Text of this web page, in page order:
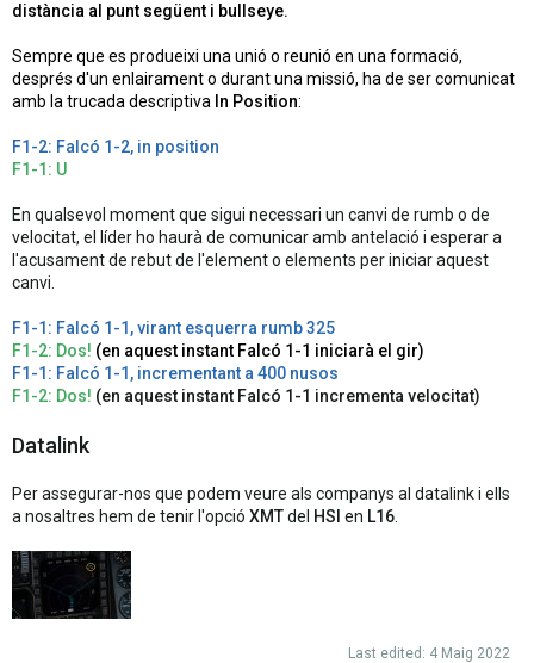
distància al punt següent i bullseye.
Sempre que es produeixi una unió o reunió en una formació,
després d'un enlairament o durant una missió, ha de ser comunicat
amb la trucada descriptiva In Position:
F1-2: Falcó 1-2, in position
F1-1: U
En qualsevol moment que sigui necessari un canvi de rumb o de
velocitat, el líder ho haurà de comunicar amb antelació i esperar a
l'acusament de rebut de l'element o elements per iniciar aquest
canvi.
F1-1: Falcó 1-1, virant esquerra rumb 325
F1-2: Dos! (en aquest instant Falcó 1-1 iniciarà el gir)
F1-1: Falcó 1-1, incrementant a 400 nusos
F1-2: Dos! (en aquest instant Falcó 1-1 incrementa velocitat)
Datalink
Per assegurar-nos que podem veure als companys al datalink i ells
a nosaltres hem de tenir l'opció XMTdel HSI en L16
Last edited: 4 Maig 2022